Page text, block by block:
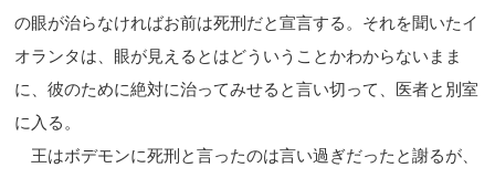
の眼が治らなければお前は死刑だと宣言する。それを聞いたイ
オランタは、眼が見えるとはどういうことかわからないまま
に、彼のために絶対に治ってみせると言い切って、医者と別室
に入る。
王はボデモンに死刑と言ったのは言い過ぎだったと謝るが、